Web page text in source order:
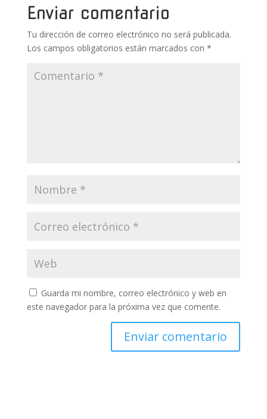
k
Enviar comentario
Tu dirección de correo electrónico no será publicada.
Los campos obligatorios están marcados con *
Guarda mi nombre, correo electrónico y web en
este navegador para la próxima vez que comente.